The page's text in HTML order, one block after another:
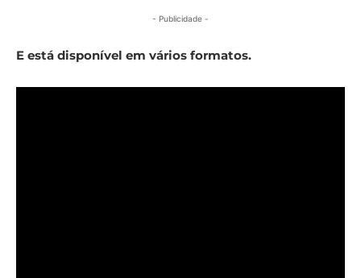
- Publicidade -
E está disponível em vários formatos.